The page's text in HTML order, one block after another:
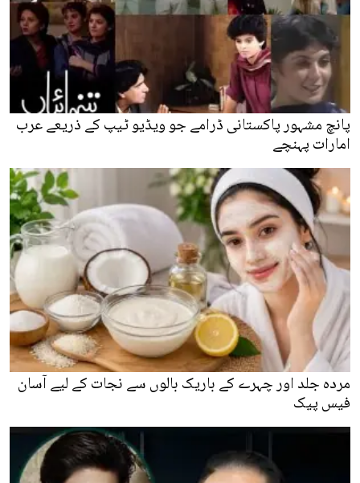
پانچ مشہور پاکستانی ڈرامے جو ویڈیو ٹیپ کے ذریعے عرب
امارات پہنچے
مردہ جلد اور چہرے کے باریک بالوں سے نجات کے لیے آسان
فیس پیک